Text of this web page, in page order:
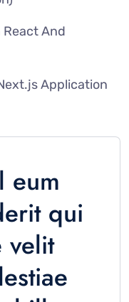
React And
Application
eum
qui
velit